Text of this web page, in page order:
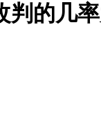
判的几